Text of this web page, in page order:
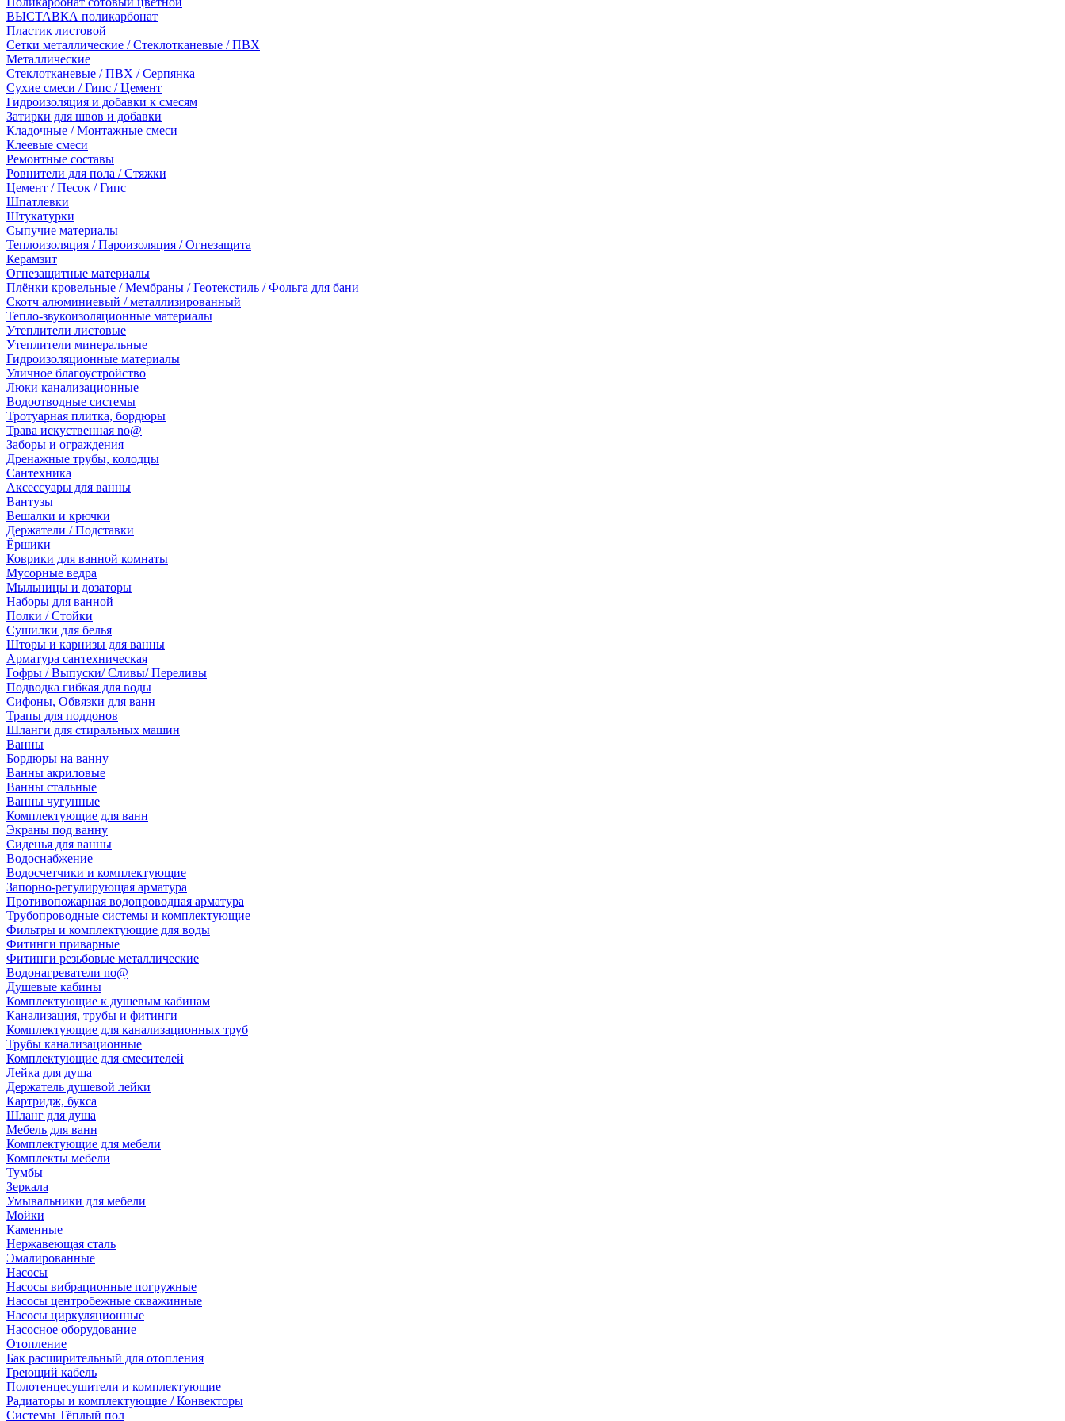
ВЫСТАВКА поликарбонат
Пластик листовой
Сетки металлические / Стеклотканевые / ПВХ
Металлические
Стеклотканевые / ПВХ / Серпянка
Сухие смеси / Гипс / Цемент
Гидроизоляция и добавки к смесям
Затирки для швов и добавки
Кладочные / Монтажные смеси
Клеевые смеси
Ремонтные составы
Ровнители для пола / Стяжки
Цемент / Песок / Гипс
Шпатлевки
Штукатурки
Сыпучие материалы
Теплоизоляция / Пароизоляция / Огнезащита
Керамзит
Огнезащитные материалы
Плёнки кровельные / Мембраны / Геотекстиль / Фольга для бани
Скотч алюминиевый / металлизированный
Тепло-звукоизоляционные материалы
Утеплители листовые
Утеплители минеральные
Гидроизоляционные материалы
Уличное благоустройство
Люки канализационные
Водоотводные системы
Тротуарная плитка, бордюры
Трава искуственная no@
Заборы и ограждения
Дренажные трубы, колодцы
Сантехника
Аксессуары для ванны
Вантузы
Вешалки и крючки
Держатели / Подставки
Ёршики
Коврики для ванной комнаты
Мусорные ведра
Мыльницы и дозаторы
Наборы для ванной
Полки / Стойки
Сушилки для белья
Шторы и карнизы для ванны
Арматура сантехническая
Гофры / Выпуски/ Сливы/ Переливы
Подводка гибкая для воды
Сифоны, Обвязки для ванн
Трапы для поддонов
Шланги для стиральных машин
Ванны
Бордюры на ванну
Ванны акриловые
Ванны стальные
Ванны чугунные
Комплектующие для ванн
Экраны под ванну
Сиденья для ванны
Водоснабжение
Водосчетчики и комплектующие
Запорно-регулирующая арматура
Противопожарная водопроводная арматура
Трубопроводные системы и комплектующие
Фильтры и комплектующие для воды
Фитинги приварные
Фитинги резьбовые металлические
Водонагреватели no@
Душевые кабины
Комплектующие к душевым кабинам
Канализация, трубы и фитинги
Комплектующие для канализационных труб
Трубы канализационные
Комплектующие для смесителей
Лейка для душа
Держатель душевой лейки
Картридж, букса
Шланг для душа
Мебель для ванн
Комплектующие для мебели
Комплекты мебели
Тумбы
Зеркала
Умывальники для мебели
Мойки
Каменные
Нержавеющая сталь
Эмалированные
Насосы
Насосы вибрационные погружные
Насосы центробежные скважинные
Насосы циркуляционные
Насосное оборудование
Отопление
Бак расширительный для отопления
Греющий кабель
Полотенцесушители и комплектующие
Радиаторы и комплектующие / Конвекторы
Системы Тёплый пол